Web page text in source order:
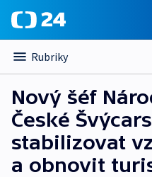
Rubriky
Nový šéf
České
stabilizovat
a obnovit